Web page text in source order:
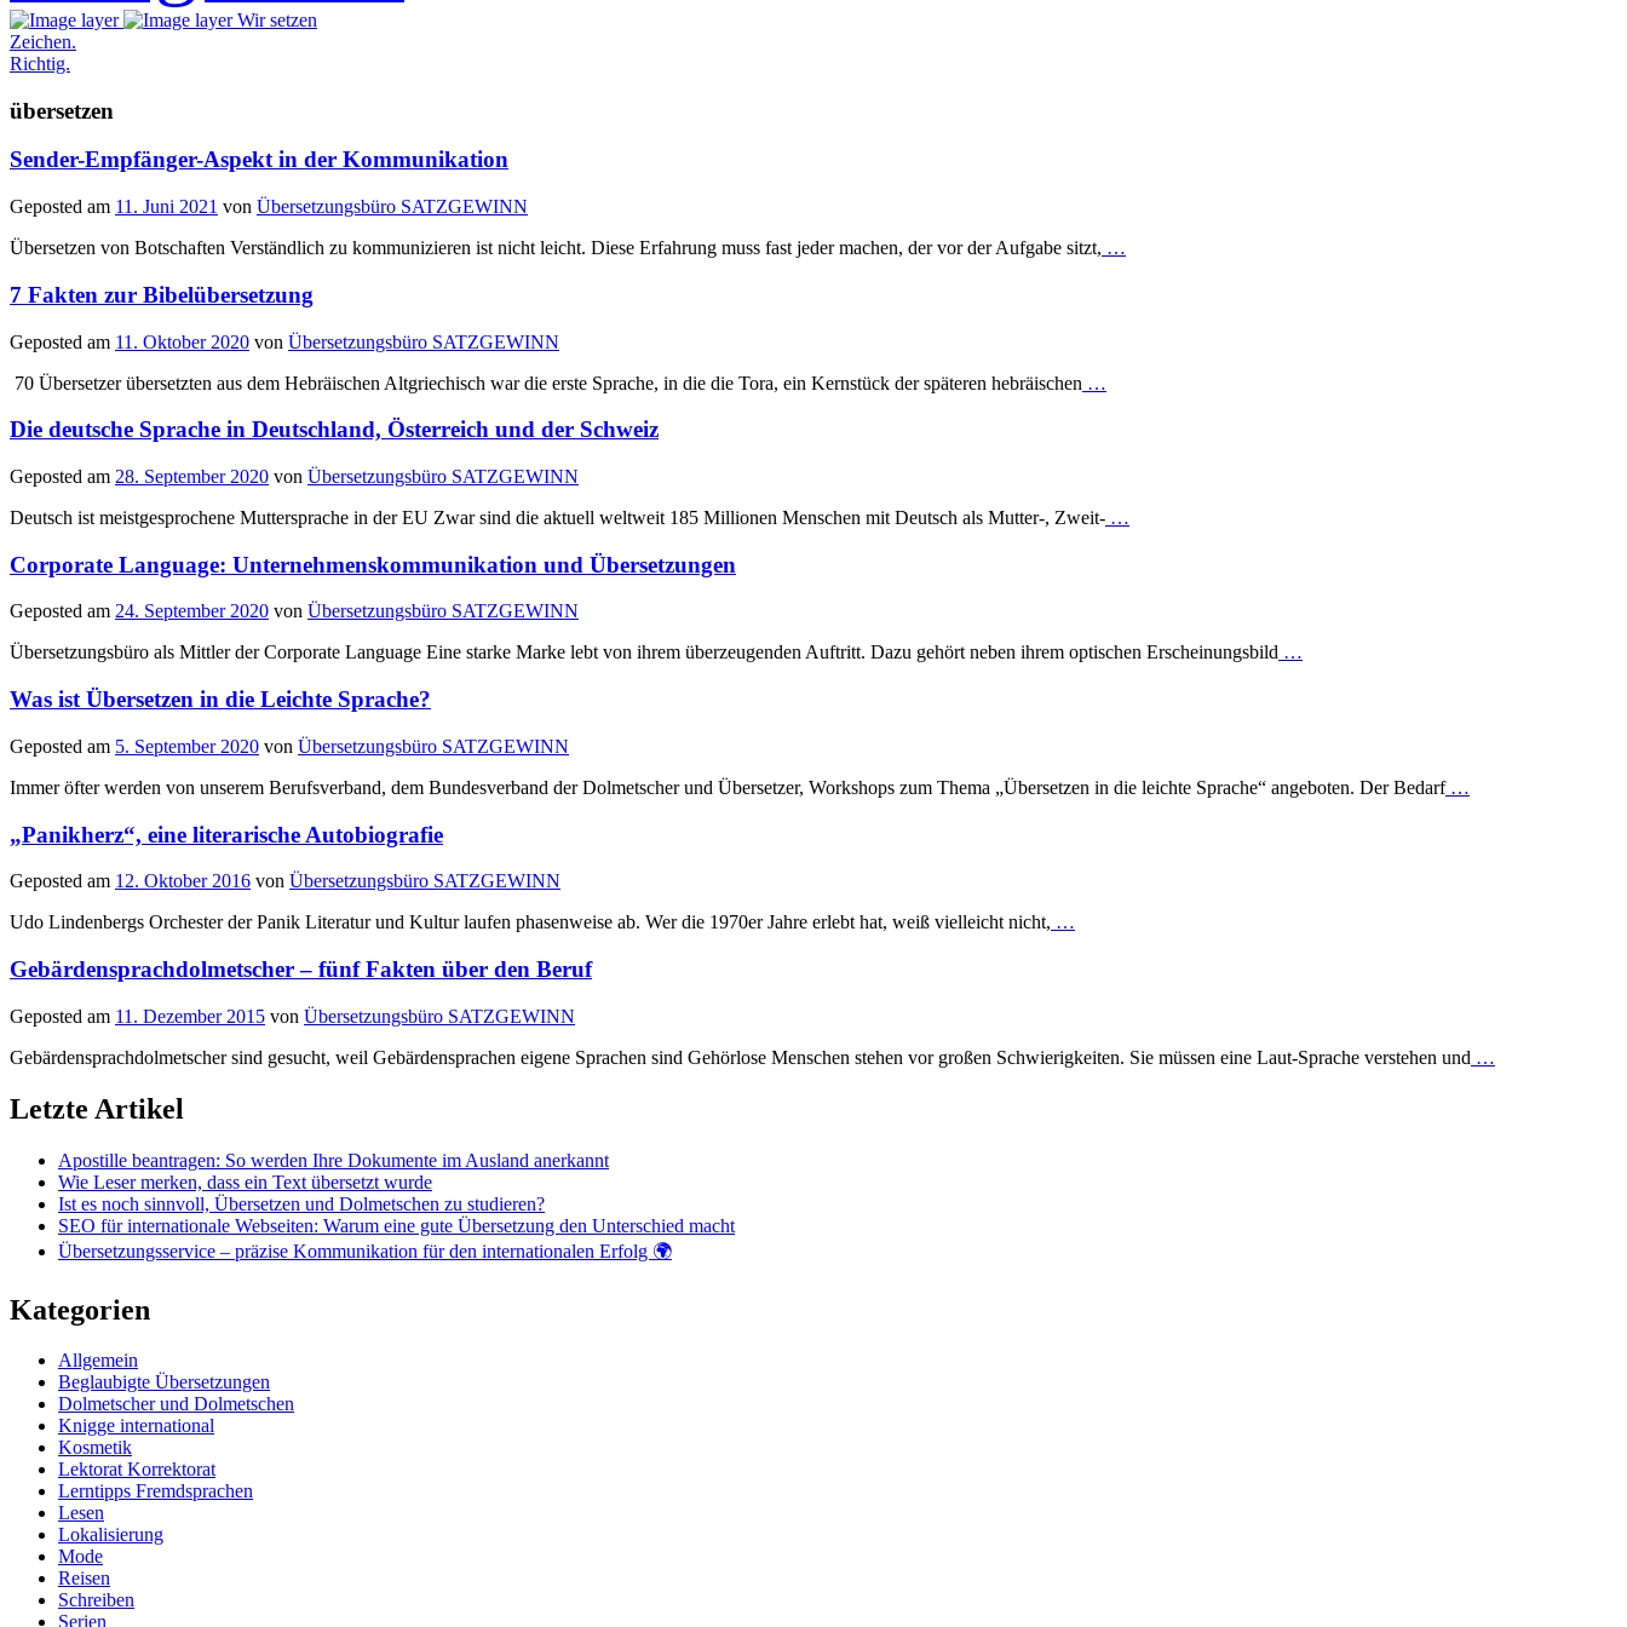
Wir setzen
Zeichen.
Richtig.
übersetzen
Sender-Empfänger-Aspekt in der Kommunikation
Geposted am 11. Juni 2021 von Übersetzungsbüro SATZGEWINN
Übersetzen von Botschaften Verständlich zu kommunizieren ist nicht leicht. Diese Erfahrung muss fast jeder machen, der vor der Aufgabe sitzt, …
7 Fakten zur Bibelübersetzung
Geposted am 11. Oktober 2020 von Übersetzungsbüro SATZGEWINN
70 Übersetzer übersetzten aus dem Hebräischen Altgriechisch war die erste Sprache, in die die Tora, ein Kernstück der späteren hebräischen …
Die deutsche Sprache in Deutschland, Österreich und der Schweiz
Geposted am 28. September 2020 von Übersetzungsbüro SATZGEWINN
Deutsch ist meistgesprochene Muttersprache in der EU Zwar sind die aktuell weltweit 185 Millionen Menschen mit Deutsch als Mutter-, Zweit- …
Corporate Language: Unternehmenskommunikation und Übersetzungen
Geposted am 24. September 2020 von Übersetzungsbüro SATZGEWINN
Übersetzungsbüro als Mittler der Corporate Language Eine starke Marke lebt von ihrem überzeugenden Auftritt. Dazu gehört neben ihrem optischen Erscheinungsbild …
Was ist Übersetzen in die Leichte Sprache?
Geposted am 5. September 2020 von Übersetzungsbüro SATZGEWINN
Immer öfter werden von unserem Berufsverband, dem Bundesverband der Dolmetscher und Übersetzer, Workshops zum Thema „Übersetzen in die leichte Sprache“ angeboten. Der Bedarf…
„Panikherz“, eine literarische Autobiografie
Geposted am 12. Oktober 2016 von Übersetzungsbüro SATZGEWINN
Udo Lindenbergs Orchester der Panik Literatur und Kultur laufen phasenweise ab. Wer die 1970er Jahre erlebt hat, weiß vielleicht nicht, …
Gebärdensprachdolmetscher – fünf Fakten über den Beruf
Geposted am 11. Dezember 2015 von Übersetzungsbüro SATZGEWINN
Gebärdensprachdolmetscher sind gesucht, weil Gebärdensprachen eigene Sprachen sind Gehörlose Menschen stehen vor großen Schwierigkeiten. Sie müssen eine Laut-Sprache verstehen und …
Letzte Artikel
Apostille beantragen: So werden Ihre Dokumente im Ausland anerkannt
Wie Leser merken, dass ein Text übersetzt wurde
Ist es noch sinnvoll, Übersetzen und Dolmetschen zu studieren?
SEO für internationale Webseiten: Warum eine gute Übersetzung den Unterschied macht
Übersetzungsservice – präzise Kommunikation für den internationalen Erfolg 🌍
Kategorien
Allgemein
Beglaubigte Übersetzungen
Dolmetscher und Dolmetschen
Knigge international
Kosmetik
Lektorat Korrektorat
Lerntipps Fremdsprachen
Lesen
Lokalisierung
Mode
Reisen
Schreiben
Serien